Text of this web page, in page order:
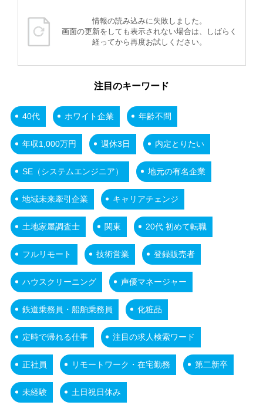
情報の読み込みに失敗しました。
画面の更新をしても表示されない場合は、しばらく
経ってから再度お試しください。
注目のキーワード
40代 ホワイト企業 年齢不問
年収1,000万円 週休3日 内定とりたい
SE（システムエンジニア） 地元の有名企業
地域未来牽引企業 キャリアチェンジ
土地家屋調査士 関東 20代 初めて転職
フルリモート 技術営業 登録販売者
ハウスクリーニング 声優マネージャー
鉄道乗務員・船舶乗務員 化粧品
定時で帰れる仕事 注目の求人検索ワード
正社員 リモートワーク・在宅勤務 第二新卒
未経験 土日祝日休み